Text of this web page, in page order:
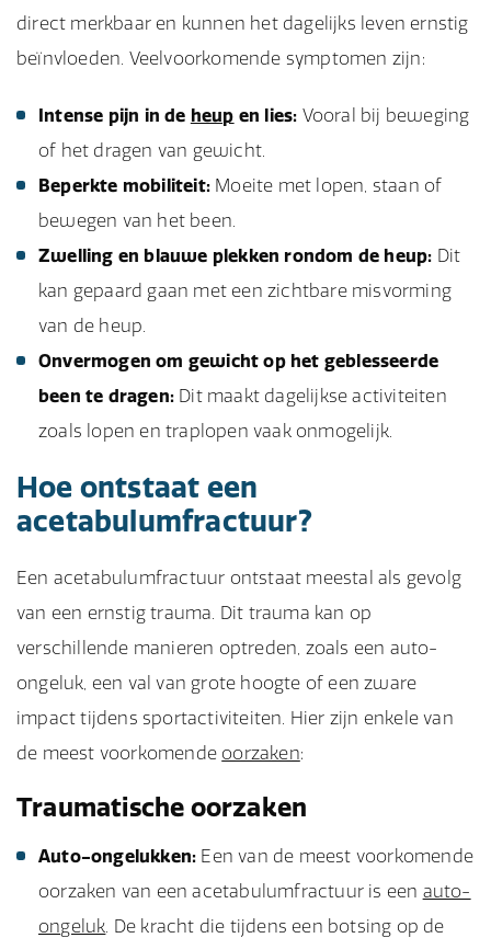
direct merkbaar en kunnen het dagelijks leven ernstig
beïnvloeden. Veelvoorkomende symptomen zijn:
Intense pijn in de heup en lies: Vooral bij beweging
of het dragen van gewicht.
Beperkte mobiliteit: Moeite met lopen, staan of
bewegen van het been.
Zwelling en blauwe plekken rondom de heup: Dit
kan gepaard gaan met een zichtbare misvorming
van de heup.
Onvermogen om gewicht op het geblesseerde
been te dragen: Dit maakt dagelijkse activiteiten
zoals lopen en traplopen vaak onmogelijk.
Hoe ontstaat een
acetabulumfractuur?
Een acetabulumfractuur ontstaat meestal als gevolg
van een ernstig trauma. Dit trauma kan op
verschillende manieren optreden, zoals een auto-
ongeluk, een val van grote hoogte of een zware
impact tijdens sportactiviteiten. Hier zijn enkele van
de meest voorkomende oorzaken:
Traumatische oorzaken
Auto-ongelukken: Een van de meest voorkomende
oorzaken van een acetabulumfractuur is een auto-
ongeluk. De kracht die tijdens een botsing op de